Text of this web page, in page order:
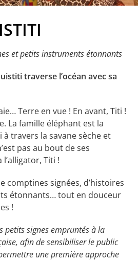
et petits instruments étonnants
traverse l’océan avec sa
Terre en vue ! En avant, Titi !
La famille éléphant est la
travers la savane sèche et
pas au bout de ses
Titi !
comptines signées, d’histoires
étonnants… tout en douceur
!
petits signes empruntés à la
afin de sensibiliser le public
une première approche